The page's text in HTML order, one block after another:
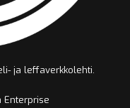
ja leffaverkkolehti.
Enterprise